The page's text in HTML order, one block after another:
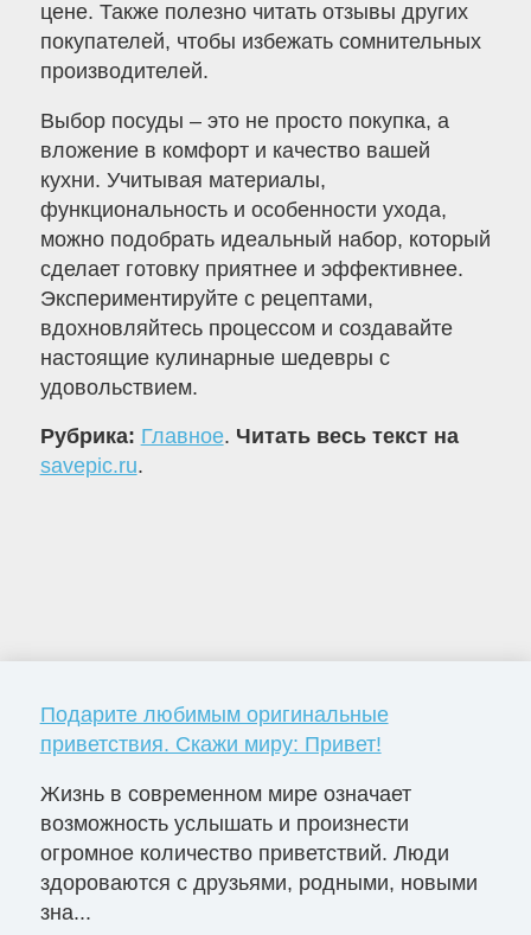
цене. Также полезно читать отзывы других
покупателей, чтобы избежать сомнительных
производителей.
Выбор посуды – это не просто покупка, а
вложение в комфорт и качество вашей
кухни. Учитывая материалы,
функциональность и особенности ухода,
можно подобрать идеальный набор, который
сделает готовку приятнее и эффективнее.
Экспериментируйте с рецептами,
вдохновляйтесь процессом и создавайте
настоящие кулинарные шедевры с
удовольствием.
Рубрика: Главное. Читать весь текст на
savepic.ru.
Подарите любимым оригинальные
приветствия. Скажи миру: Привет!
Жизнь в современном мире означает
возможность услышать и произнести
огромное количество приветствий. Люди
здороваются с друзьями, родными, новыми
зна...